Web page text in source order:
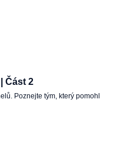
Část 2
Poznejte tým, který pomohl